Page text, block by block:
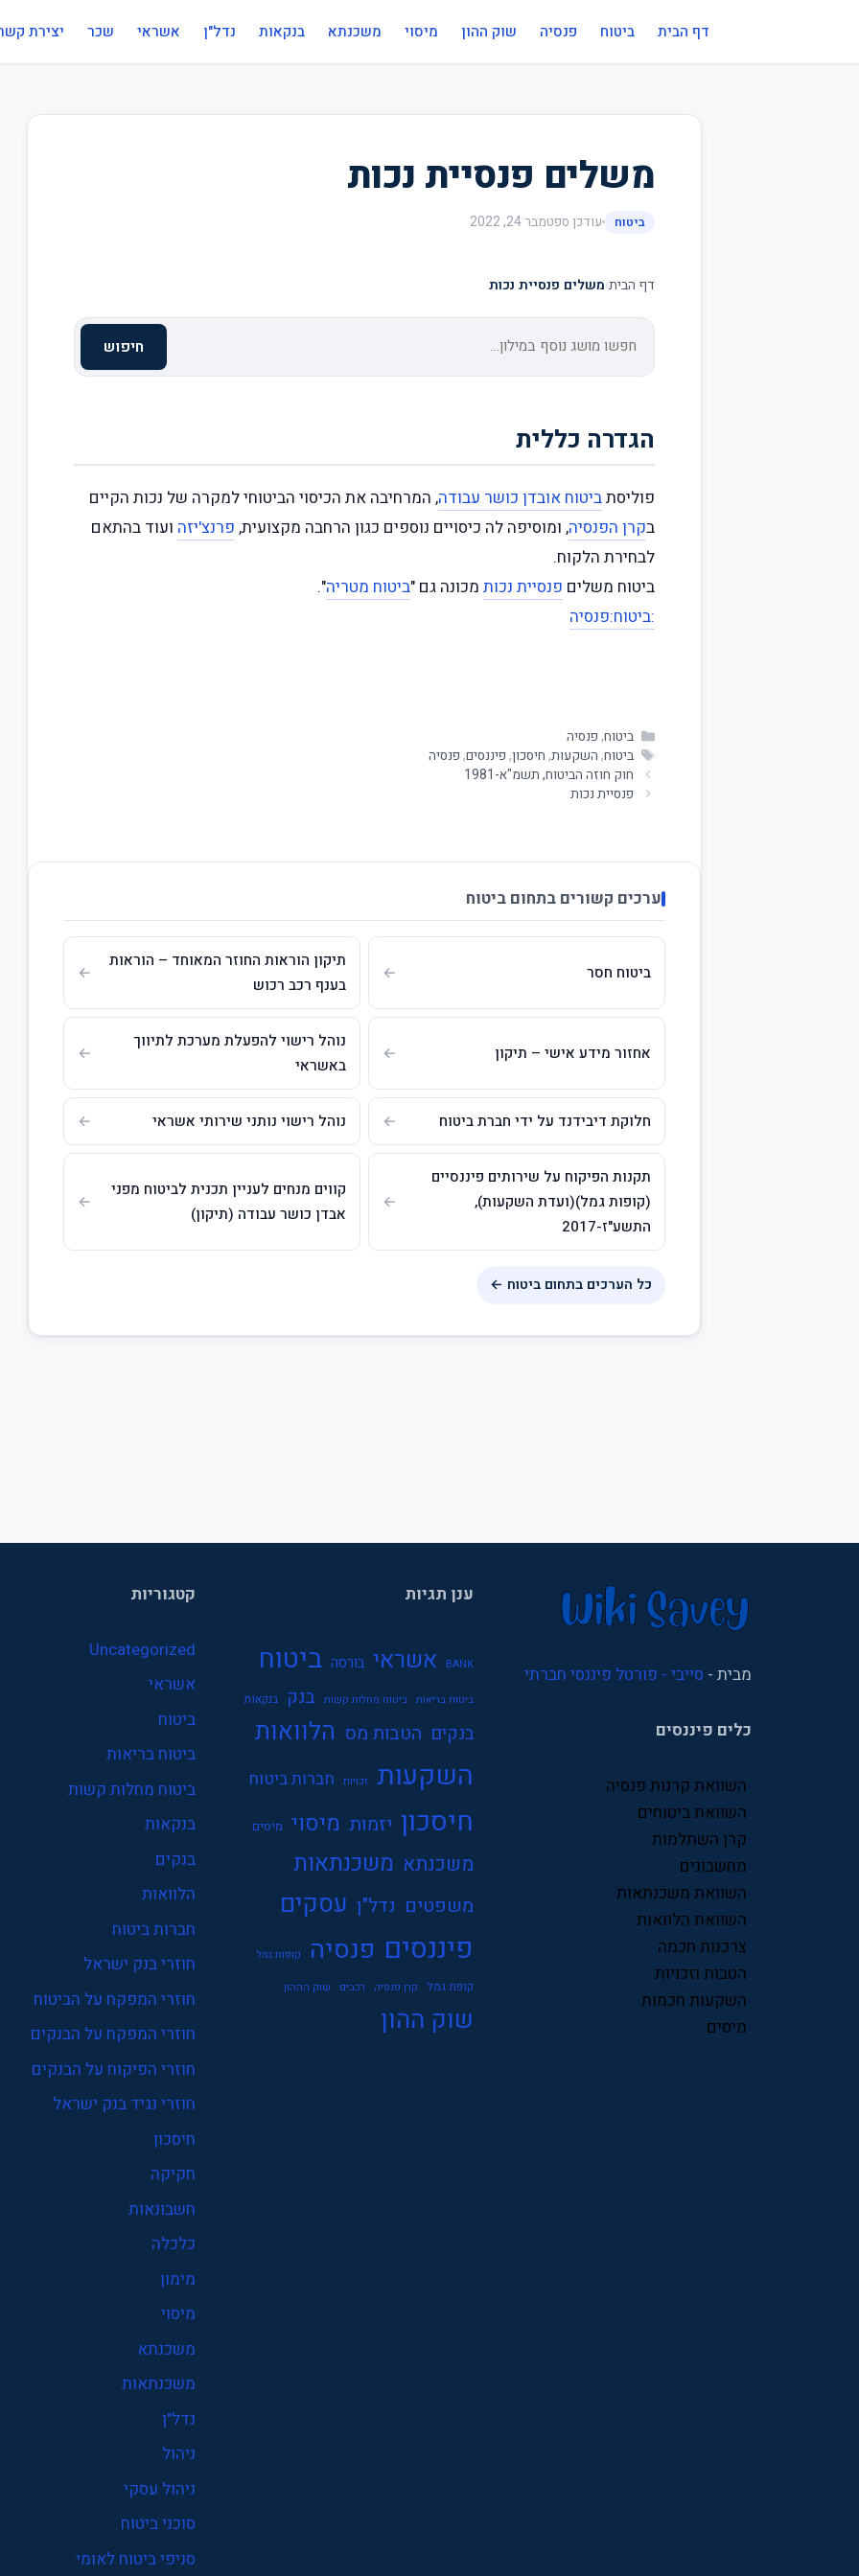
דף הבית ביטוח פנסיה שוק ההון מיסוי משכנתא בנקאות נדל"ן אשראי שכר יצירת
משלים פנסיית נכות
ביטוח עודכן ספטמבר 24, 2022
דף הבית›משלים פנסיית נכות
חיפוש
הגדרה כללית
פוליסתביטוח אובדן כושר עבודה, המרחיבה את הכיסוי הביטוחי למקרה של נכות הקיים
בקרן הפנסיה, ומוסיפה לה כיסויים נוספים כגון הרחבה מקצועית, פרנצ'יזה ועוד בהתאם
לבחירת הלקוח.
ביטוח משלים פנסיית נכות מכונה גם "ביטוח מטריה".
:ביטוח:פנסיה
ביטוח, פנסיה
ביטוח, השקעות, חיסכון, פיננסים, פנסיה
חוק חוזה הביטוח, תשמ"א-1981
פנסיית נכות
ערכים קשורים בתחום ביטוח
ביטוח חסר
תיקון הוראות החוזר המאוחד – הוראות
בענף רכב רכוש
אחזור מידע אישי – תיקון
נוהל רישוי להפעלת מערכת לתיווך
באשראי
חלוקת דיבידנד על ידי חברת ביטוח נוהל רישוי נותני שירותי אשראי
תקנות הפיקוח על שירותים פיננסיים
(קופות גמל)(ועדת השקעות),
התשע"ז-2017
קווים מנחים לעניין תכנית לביטוח מפני
אבדן כושר עבודה (תיקון)
כל הערכים בתחום ביטוח ←
מבית - סייבי - פורטל פיננסי חברתי
כלים פיננסים
השוואת קרנות פנסיה
השוואת ביטוחים
קרן השתלמות
מחשבונים
השוואת משכנתאות
השוואת הלוואות
צרכנות חכמה
הטבות וזכויות
השקעות חכמות
מיסים
ענן תגיות
BANK אשראי בורסה ביטוח
ביטוח בריאות ביטוח מחלות קשות בנק בנקאות
בנקים הטבות מס הלוואות
השקעות זכויות חברות ביטוח
חיסכון יזמות מיסוי מיסים
משכנתא משכנתאות
משפטים נדל"ן עסקים
פיננסים פנסיה קופות גמל
קופת גמל קרן פנסיה רכבים שוק הההון
שוק ההון
קטגוריות
Uncategorized
אשראי
ביטוח
ביטוח בריאות
ביטוח מחלות קשות
בנקאות
בנקים
הלוואות
חברות ביטוח
חוזרי בנק ישראל
חוזרי המפקח על הביטוח
חוזרי המפקח על הבנקים
חוזרי הפיקוח על הבנקים
חוזרי נגיד בנק ישראל
חיסכון
חקיקה
חשבונאות
כלכלה
מימון
מיסוי
משכנתא
משכנתאות
נדל"ן
ניהול
ניהול עסקי
סוכני ביטוח
סניפי ביטוח לאומי